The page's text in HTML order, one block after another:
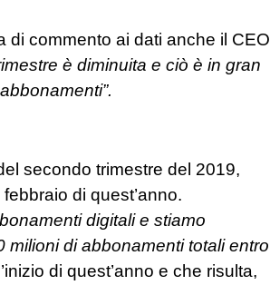
di commento ai dati anche il CEO
è diminuita e ciò è in gran
secondo trimestre del 2019,
di quest’anno.
digitali e stiamo
di abbonamenti totali entro
di quest’anno e che risulta,